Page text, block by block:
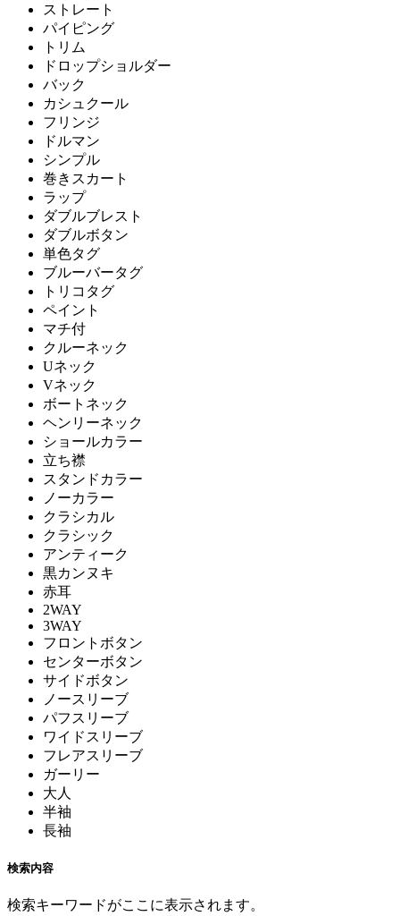
ストレート
パイピング
トリム
ドロップショルダー
バック
カシュクール
フリンジ
ドルマン
シンプル
巻きスカート
ラップ
ダブルブレスト
ダブルボタン
単色タグ
ブルーバータグ
トリコタグ
ペイント
マチ付
クルーネック
Uネック
Vネック
ボートネック
ヘンリーネック
ショールカラー
立ち襟
スタンドカラー
ノーカラー
クラシカル
クラシック
アンティーク
黒カンヌキ
赤耳
2WAY
3WAY
フロントボタン
センターボタン
サイドボタン
ノースリーブ
パフスリーブ
ワイドスリーブ
フレアスリーブ
ガーリー
大人
半袖
長袖
検索内容
検索キーワードがここに表示されます。